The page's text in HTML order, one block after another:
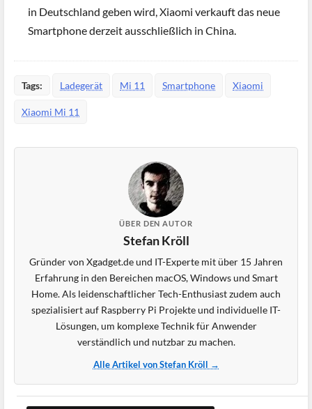
in Deutschland geben wird, Xiaomi verkauft das neue
Smartphone derzeit ausschließlich in China.
Tags: Ladegerät Mi 11 Smartphone Xiaomi
Xiaomi Mi 11
ÜBER DEN AUTOR
Stefan Kröll
Gründer von Xgadget.de und IT-Experte mit über 15 Jahren
Erfahrung in den Bereichen macOS, Windows und Smart
Home. Als leidenschaftlicher Tech-Enthusiast zudem auch
spezialisiert auf Raspberry Pi Projekte und individuelle IT-
Lösungen, um komplexe Technik für Anwender
verständlich und nutzbar zu machen.
Alle Artikel von Stefan Kröll →